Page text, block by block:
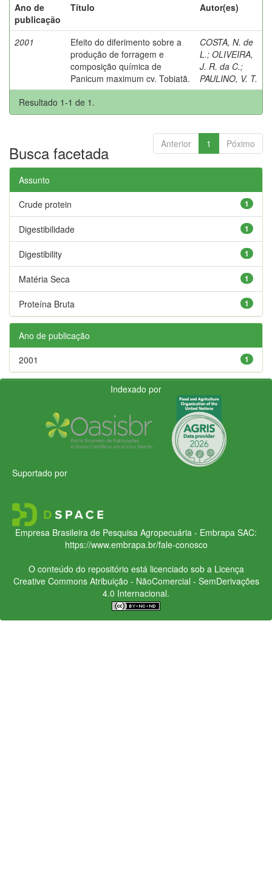
Ano de
publicação
Título Autor(es)
2001
Efeito do diferimento sobre a
produção de forragem e
composição química de
Panicum maximum cv. Tobiatã.
COSTA, N. de
L.; OLIVEIRA,
J. R. da C.;
PAULINO, V. T.
Resultado 1-1 de 1.
Anterior 1 Póximo
Busca facetada
Assunto
1
Crude protein
1
Digestibilidade
1
Digestibility
1
Matéria Seca
1
Proteína Bruta
Ano de publicação
1
2001
Indexado por
Suportado por
Empresa Brasileira de Pesquisa Agropecuária - Embrapa SAC:
https://www.embrapa.br/fale-conosco
O conteúdo do repositório está licenciado sob a Licença
Creative CommonsAtribuição - NãoComercial - SemDerivações
4.0 Internacional.